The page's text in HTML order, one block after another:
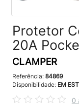
Protetor
20A
CLAMPER
Referência: 84869
Disponibilidade: EM
0